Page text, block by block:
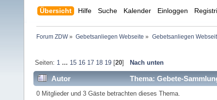
Übersicht Hilfe Suche Kalender Einloggen
Forum ZDW» Gebetsanliegen Webseite » Gebetsanliegen
Seiten: 1 ... 15 16 17 18 19[20] Nach unten
Autor
Thema: Gebete-
364906 mal)
0 Mitglieder und 3 Gäste betrachten dieses Thema.